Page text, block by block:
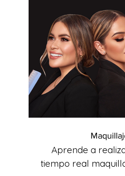
Aprende a
tiempo real